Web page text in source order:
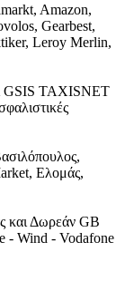
Amazon,
Gearbest,
Leroy Merlin,
GSIS TAXISNET
Ελομάς,
και Δωρεάν GB
- Wind - Vodafone